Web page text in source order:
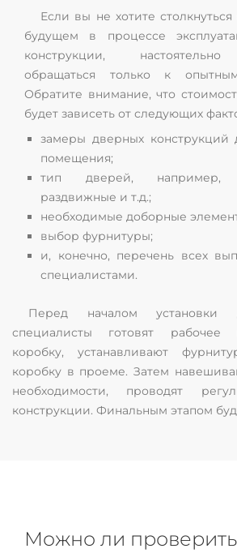
Если вы не хотите
будущем в процессе
конструкции,
обращаться только к
Обратите внимание, что
будет зависеть от следующих
замеры дверных конструкций
помещения;
тип дверей, например,
раздвижные и т.д.;
необходимые доборные
выбор фурнитуры;
и, конечно, перечень всех
специалистами.
Перед началом установки
специалисты готовят рабочее
коробку, устанавливают
коробку в проеме. Затем
необходимости, проводят
конструкции. Финальным этапом
Можно ли проверить